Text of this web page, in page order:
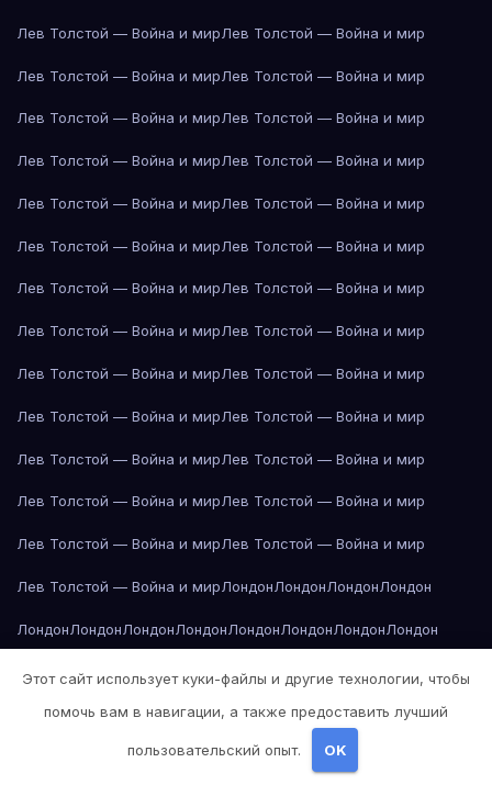
Лев Толстой — Война и мирЛев Толстой — Война и мир
Лев Толстой — Война и мирЛев Толстой — Война и мир
Лев Толстой — Война и мирЛев Толстой — Война и мир
Лев Толстой — Война и мирЛев Толстой — Война и мир
Лев Толстой — Война и мирЛев Толстой — Война и мир
Лев Толстой — Война и мирЛев Толстой — Война и мир
Лев Толстой — Война и мирЛев Толстой — Война и мир
Лев Толстой — Война и мирЛев Толстой — Война и мир
Лев Толстой — Война и мирЛев Толстой — Война и мир
Лев Толстой — Война и мирЛев Толстой — Война и мир
Лев Толстой — Война и мирЛев Толстой — Война и мир
Лев Толстой — Война и мирЛев Толстой — Война и мир
Лев Толстой — Война и мирЛев Толстой — Война и мир
Лев Толстой — Война и мирЛондонЛондонЛондонЛондон
ЛондонЛондонЛондонЛондонЛондонЛондонЛондонЛондон
Лондон Лондон Лос-Анджелес Лос-Анджелес
Лос-АнджелесЛос-АнджелесЛос-АнджелесЛос-Анджелес
Лос-АнджелесЛос-АнджелесЛос-Анджелес
Этот сайт использует куки-файлы и другие технологии, чтобы
помочь вам в навигации, а также предоставить лучший
пользовательский опыт. OK